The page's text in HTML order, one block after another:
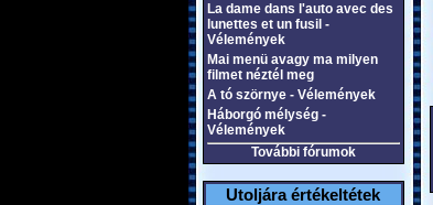
La dame dans l'auto avec des
lunettes et un fusil -
Vélemények
Mai menü avagy ma milyen
filmet néztél meg
A tó szörnye - Vélemények
Háborgó mélység -
Vélemények
További fórumok
Utoljára értékeltétek